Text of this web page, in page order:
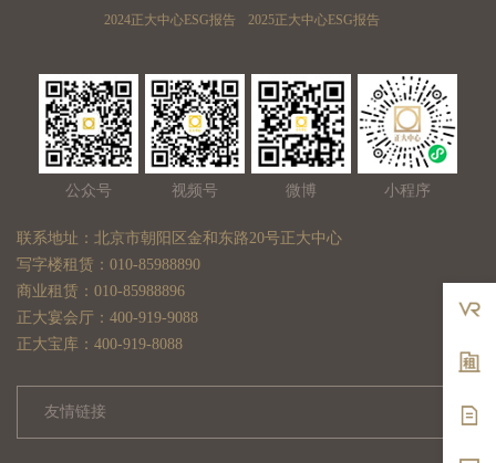
2024正大中心ESG报告
2025正大中心ESG报告
公众号 视频号 微博 小程序
联系地址：北京市朝阳区金和东路20号正大中心
写字楼租赁：010-85988890
商业租赁：010-85988896
正大宴会厅：400-919-9088
正大宝库：400-919-8088
友情链接